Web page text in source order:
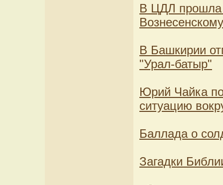
В ЦДЛ прошла
Вознесенскому
В Башкирии
"Урал-батыр"
Юрий Чайка
ситуацию
Баллада о
Загадки